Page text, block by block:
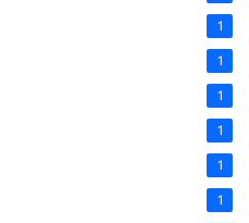
1
1
1
1
1
1